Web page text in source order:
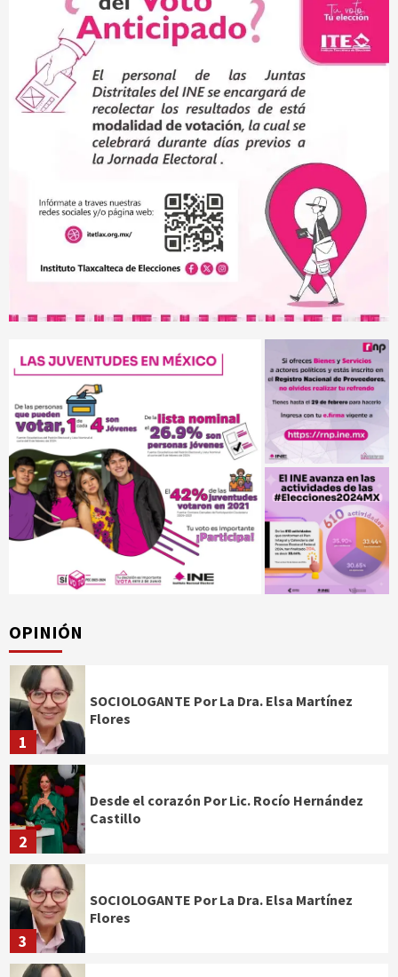
OPINIÓN
1
SOCIOLOGANTE Por La Dra. Elsa Martínez
Flores
2
Desde el corazón Por Lic. Rocío Hernández
Castillo
3
SOCIOLOGANTE Por La Dra. Elsa Martínez
Flores